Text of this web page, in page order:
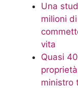
Una
milioni
vita
Quasi
ministro